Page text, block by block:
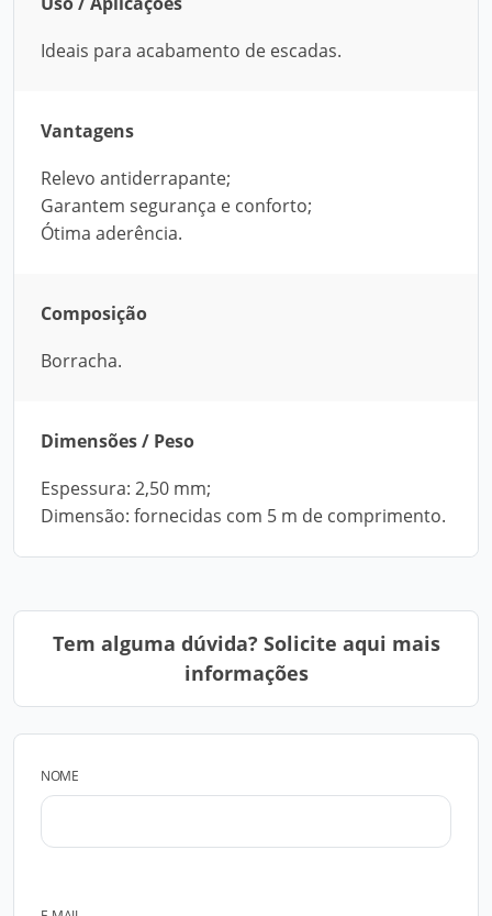
Ideais para acabamento de escadas.
Vantagens
Relevo antiderrapante;
Garantem segurança e conforto;
Ótima aderência.
Composição
Borracha.
Dimensões / Peso
Espessura: 2,50 mm;
Dimensão: fornecidas com 5 m de comprimento.
Tem alguma dúvida? Solicite aqui mais
informações
NOME